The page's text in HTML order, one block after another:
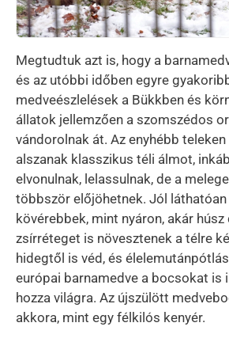
Megtudtuk azt is, hogy a
és az utóbbi időben egyre
medveészlelések a Bükkben és
állatok jellemzően a szomszédos
vándorolnak át. Az enyhébb
alszanak klasszikus téli álmot,
elvonulnak, lelassulnak, de a
többször előjöhetnek. Jól láthatóan
kövérebbek, mint nyáron, akár
zsírréteget is növesztenek a télre
hidegtől is véd, és
európai barnamedve a bocsokat is
hozza világra. Az újszülött
akkora, mint egy félkilós kenyér.